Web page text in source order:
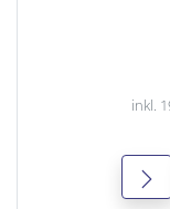
inkl.